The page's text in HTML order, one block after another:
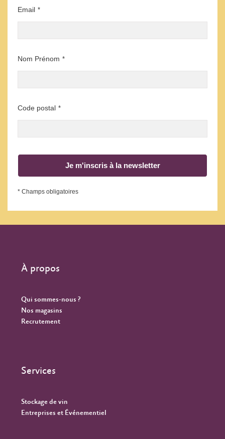
Email *
Nom Prénom *
Code postal *
Je m'inscris à la newsletter
* Champs obligatoires
À propos
Qui sommes-nous ?
Nos magasins
Recrutement
Services
Stockage de vin
Entreprises et Événementiel